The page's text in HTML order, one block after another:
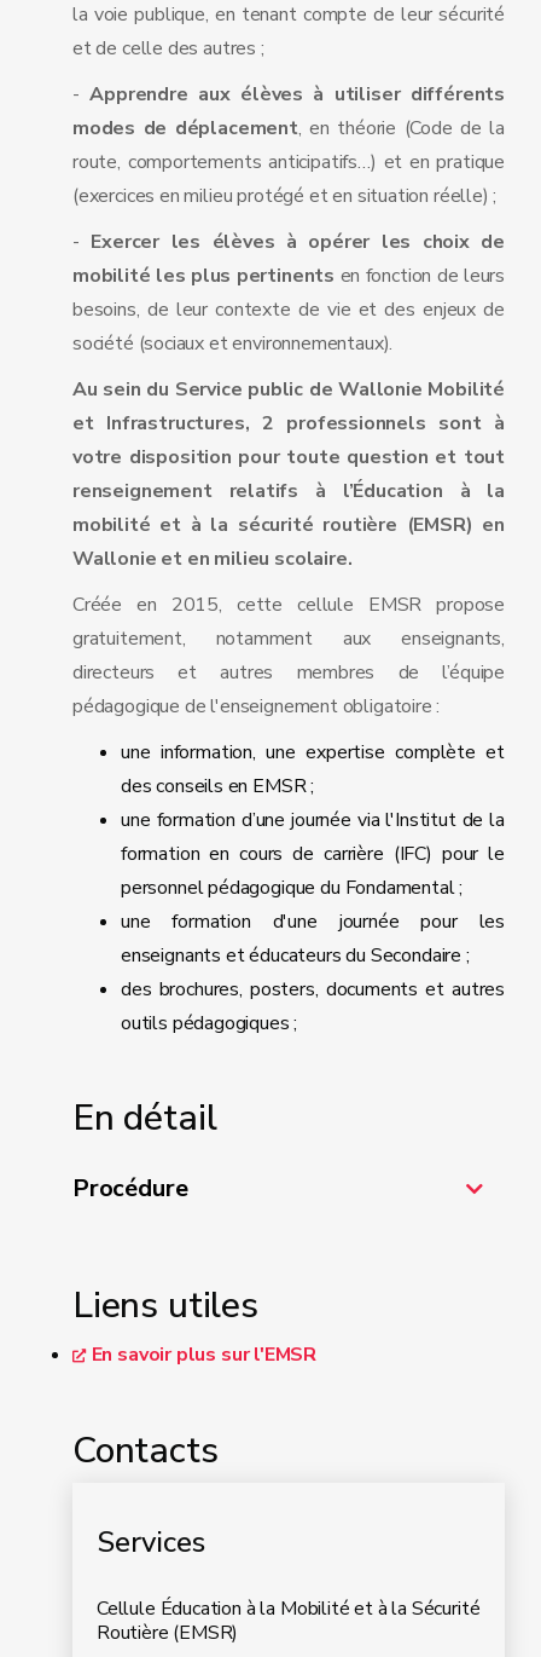
la voie publique, en tenant compte de leur sécurité
et de celle des autres ;
-Apprendre aux élèves à utiliser différents
modes de déplacement, en théorie (Code de la
route, comportements anticipatifs…) et en pratique
(exercices en milieu protégé et en situation réelle) ;
- Exercer les élèves à opérer les choix de
mobilité les plus pertinents en fonction de leurs
besoins, de leur contexte de vie et des enjeux de
société (sociaux et environnementaux).
Au sein du Service public de Wallonie Mobilité
et Infrastructures, 2 professionnels sont à
votre disposition pour toute question et tout
renseignement relatifs à l’Éducation à la
mobilité et à la sécurité routière (EMSR) en
Wallonie et en milieu scolaire.
Créée en 2015, cette cellule EMSR propose
gratuitement, notamment aux enseignants,
directeurs et autres membres de l’équipe
pédagogique de l'enseignement obligatoire :
une information, une expertise complète et
des conseils en EMSR ;
une formation d’une journée via l'Institut de la
formation en cours de carrière (IFC) pour le
personnel pédagogique du Fondamental ;
une formation d'une journée pour les
enseignants et éducateurs du Secondaire ;
des brochures, posters, documents et autres
outils pédagogiques ;
En détail
Procédure
Liens utiles
En savoir plus sur l'EMSR
Contacts
Services
Cellule Éducation à la Mobilité et à la Sécurité
Routière (EMSR)